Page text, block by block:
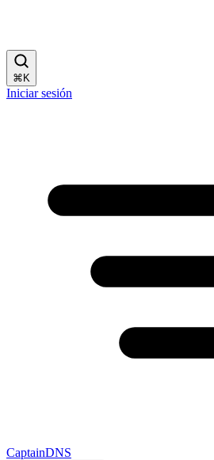
⌘ K
Iniciar sesión
CaptainDNS